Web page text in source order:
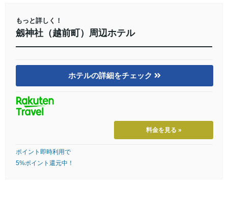
もっと詳しく！
劔神社（越前町）周辺ホテル
ホテルの詳細をチェック
料金を見る »
ポイント即時利用で
5%ポイント還元中！